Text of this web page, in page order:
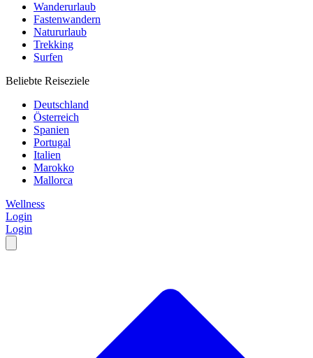
Wanderurlaub
Fastenwandern
Natururlaub
Trekking
Surfen
Beliebte Reiseziele
Deutschland
Österreich
Spanien
Portugal
Italien
Marokko
Mallorca
Wellness
Login
Login